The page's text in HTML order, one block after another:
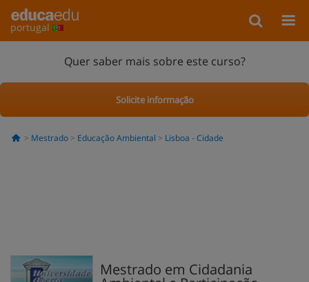
portugal
Quer saber mais sobre este curso?
Solicite informação
Mestrado Educação Ambiental Lisboa - Cidade
Mestrado em Cidadania